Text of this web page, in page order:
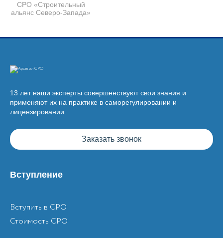
СРО «Строительный
альянс Северо-Запада»
13 лет наши эксперты совершенствуют свои знания и
применяют их на практике в саморегулировании и
лицензировании.
Заказать звонок
Вступление
Вступить в СРО
Стоимость СРО